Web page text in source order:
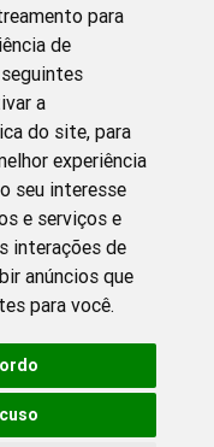
para
de
a
do site, para
experiência
seu interesse
e serviços e
interações de
anúncios que
para você.